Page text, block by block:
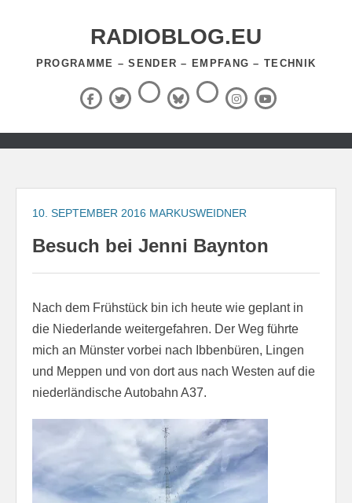
RADIOBLOG.EU
PROGRAMME – SENDER – EMPFANG – TECHNIK
Facebook
X
(Twitter)
ThreadsBlueSky
RSS-
Feed InstagramYouTube
Zum
springen
10. SEPTEMBER 2016 MARKUSWEIDNER
Besuch bei Jenni Baynton
Nach dem Frühstück bin ich heute wie geplant in
die Niederlande weitergefahren. Der Weg führte
mich an Münster vorbei nach Ibbenbüren, Lingen
und Meppen und von dort aus nach Westen auf die
niederländische Autobahn A37.